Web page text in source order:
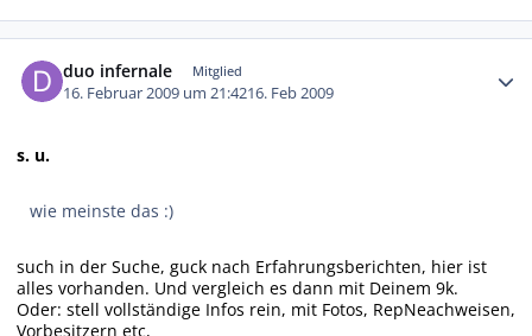
duo infernale Mitglied
16. Februar 2009 um 21:4216. Feb 2009
s. u.
wie meinste das :)
such in der Suche, guck nach Erfahrungsberichten, hier ist
alles vorhanden. Und vergleich es dann mit Deinem 9k.
Oder: stell vollständige Infos rein, mit Fotos, RepNeachweisen,
Vorbesitzern etc,